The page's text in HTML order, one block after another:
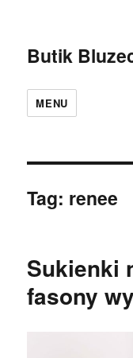
Butik
MENU
Tag: renee
Sukienki
fasony